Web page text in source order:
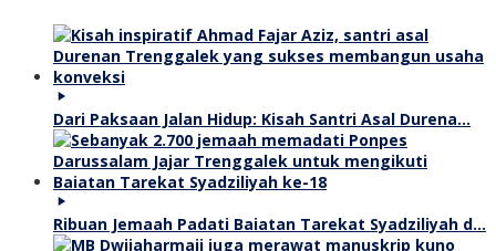
Dari Paksaan Jalan Hidup: Kisah Santri Asal Durena…
Ribuan Jemaah Padati Baiatan Tarekat Syadziliyah d…